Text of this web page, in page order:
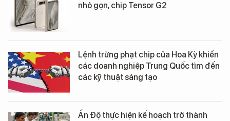
nhỏ gọn, chip Tensor G2
Lệnh trừng phạt chip của Hoa Kỳ khiến
các doanh nghiệp Trung Quốc tìm đến
các kỹ thuật sáng tạo
Ấn Độ thực hiện kế hoạch trở thành